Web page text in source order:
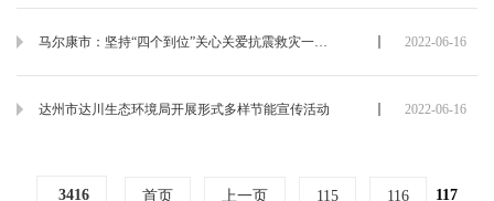
马尔康市：坚持“四个到位”关心关爱抗震救灾一线人员 2022-06-16
达州市达川生态环境局开展形式多样节能宣传活动 2022-06-16
3416 首页 上一页 115 116 117